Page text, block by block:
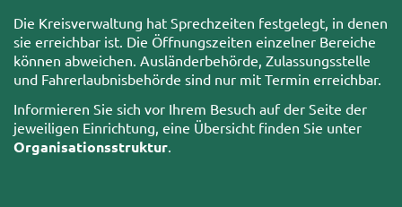
Die Kreisverwaltung hat Sprechzeiten festgelegt, in denen
sie erreichbar ist. Die Öffnungszeiten einzelner Bereiche
können abweichen. Ausländerbehörde, Zulassungsstelle
und Fahrerlaubnisbehörde sind nur mit Termin erreichbar.
Informieren Sie sich vor Ihrem Besuch auf der Seite der
jeweiligen Einrichtung, eine Übersicht finden Sie unter
Organisationsstruktur